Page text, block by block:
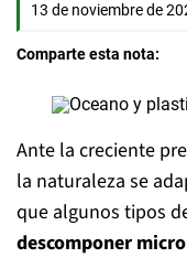
13 de noviembre de
Comparte esta nota:
Ante la creciente
la naturaleza se
que algunos tipos
descomponer